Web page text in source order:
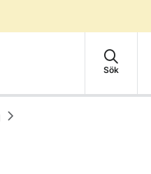
Sök